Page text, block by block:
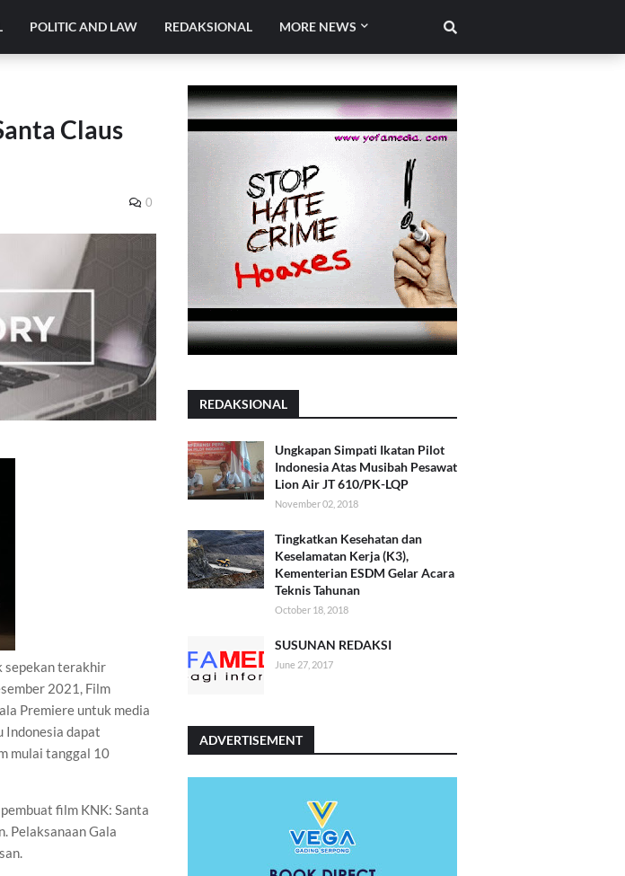
POLITIC AND LAW REDAKSIONAL MORE NEWS
Claus
0
sepekan terakhir
2021, Film
Premiere untuk media
Indonesia dapat
mulai tanggal 10
film KNK: Santa
Pelaksanaan Gala
REDAKSIONAL
Ungkapan Simpati Ikatan Pilot
Indonesia Atas Musibah Pesawat
Lion Air JT 610/PK-LQP
November 02, 2018
Tingkatkan Kesehatan dan
Keselamatan Kerja (K3),
Kementerian ESDM Gelar Acara
Teknis Tahunan
October 18, 2018
SUSUNAN REDAKSI
June 27, 2017
ADVERTISEMENT